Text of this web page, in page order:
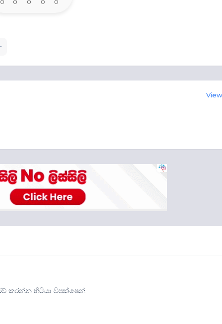
0 0 0 0 0
කරන්න හිටියා විපක්ෂෙන්.